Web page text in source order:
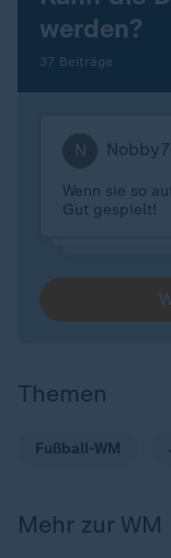
werden?
37 Beiträge
N
Wenn sie so
Gut gespielt!
Themen
Fußball-WM
Mehr zur WM